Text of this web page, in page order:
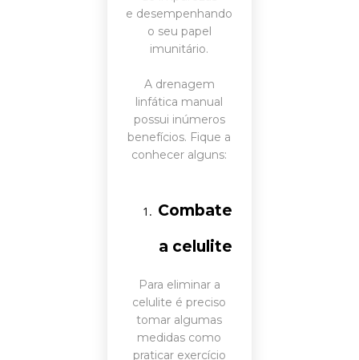
e desempenhando
o seu papel
imunitário.
A drenagem
linfática manual
possui inúmeros
benefícios. Fique a
conhecer alguns:
Combate
a celulite
Para eliminar a
celulite é preciso
tomar algumas
medidas como
praticar exercício